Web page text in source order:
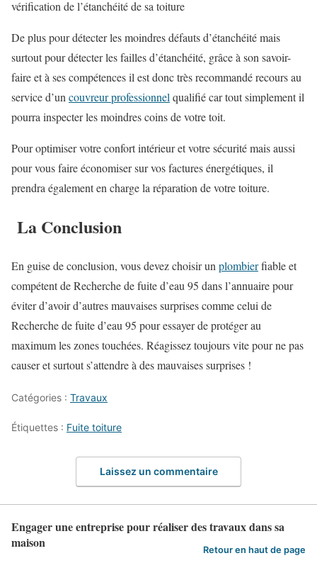
vérification de l’étanchéité de sa toiture
De plus pour détecter les moindres défauts d’étanchéité mais
surtout pour détecter les failles d’étanchéité, grâce à son savoir-
faire et à ses compétences il est donc très recommandé recours au
service d’un couvreur professionnel qualifié car tout simplement il
pourra inspecter les moindres coins de votre toit.
Pour optimiser votre confort intérieur et votre sécurité mais aussi
pour vous faire économiser sur vos factures énergétiques, il
prendra également en charge la réparation de votre toiture.
La Conclusion
En guise de conclusion, vous devez choisir un plombierfiable et
compétent de Recherche de fuite d’eau 95 dans l’annuaire pour
éviter d’avoir d’autres mauvaises surprises comme celui de
Recherche de fuite d’eau 95 pour essayer de protéger au
maximum les zones touchées. Réagissez toujours vite pour ne pas
causer et surtout s’attendre à des mauvaises surprises !
Catégories : Travaux
Étiquettes : Fuite toiture
Laissez un commentaire
Engager une entreprise pour réaliser des travaux dans sa
maison
Retour en haut de page